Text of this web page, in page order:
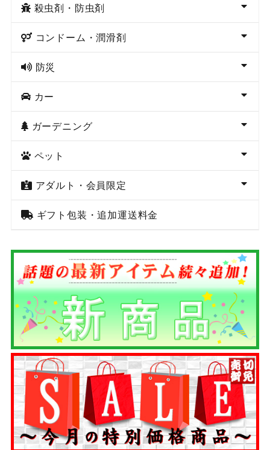
殺虫剤・防虫剤
コンドーム・潤滑剤
防災
カー
ガーデニング
ペット
アダルト・会員限定
ギフト包装・追加運送料金